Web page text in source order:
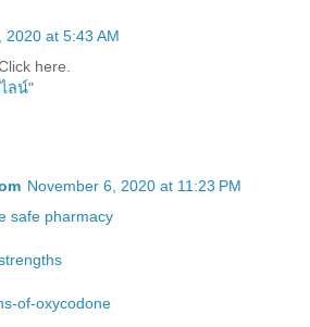
2020 at 5:43 AM
here.
ลน์"
November 6, 2020 at 11:23 PM
safe pharmacy
of-oxycodone